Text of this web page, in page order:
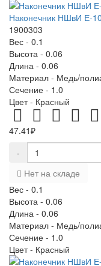
Наконечник НШвИ Е-
1900303
Вес - 0.1
Высота - 0.06
Длина - 0.06
Материал - Медь/
Сечение - 1.0
Цвет - Красный
47.41₽
-
Нет на складе
Вес - 0.1
Высота - 0.06
Длина - 0.06
Материал - Медь/
Сечение - 1.0
Цвет - Красный